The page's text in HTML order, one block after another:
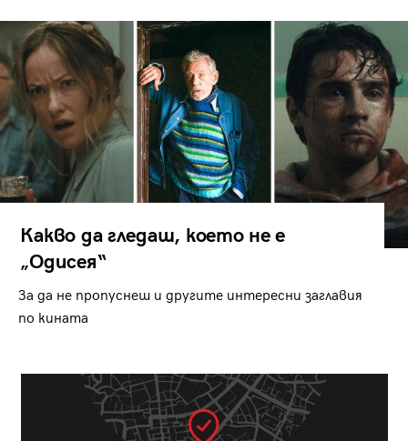
Какво да гледаш, което не е
„Одисея“
За да не пропуснеш и другите интересни заглавия
по кината